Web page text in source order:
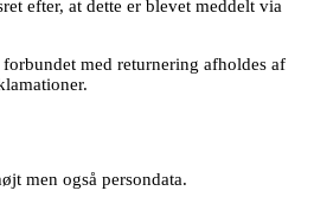
efter, at dette er blevet meddelt via
med returnering afholdes af
men også persondata.